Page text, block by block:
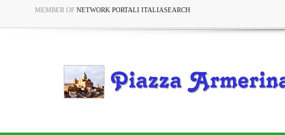
MEMBER OF NETWORK PORTALI ITALIASEARCH